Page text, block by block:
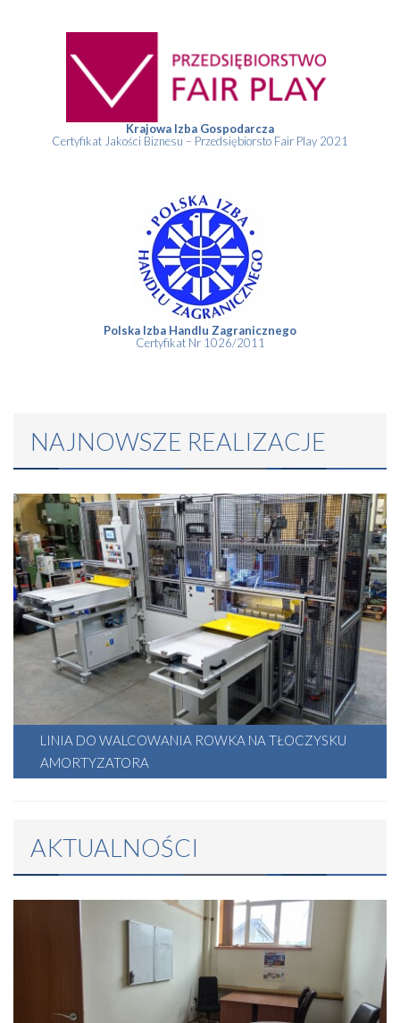
Krajowa Izba Gospodarcza
Certyfikat Jakości Biznesu – Przedsiębiorsto Fair Play 2021
Polska Izba Handlu Zagranicznego
Certyfikat Nr 1026/2011
NAJNOWSZE REALIZACJE
LINIA DO WALCOWANIA ROWKA NA TŁOCZYSKU
AMORTYZATORA
Utworzono: 13 listopada 2024
AKTUALNOŚCI